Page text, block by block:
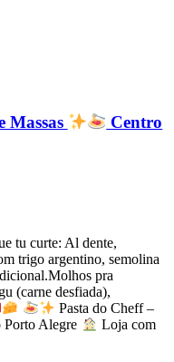
Massas
Centro
tu curte: Al dente,
trigo argentino, semolina
pra
(carne desfiada),
Pasta do Cheff –
Alegre
Loja com